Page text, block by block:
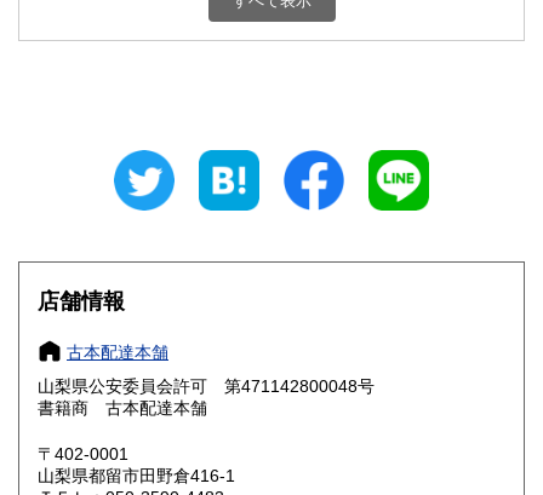
800円 三重県
大阪府
奈良県
鳥取県 800円 島根県
岡山県
店舗情報
古本配達本舗
山梨県公安委員会許可 第471142800048号
書籍商 古本配達本舗
〒402-0001
山梨県都留市田野倉416-1